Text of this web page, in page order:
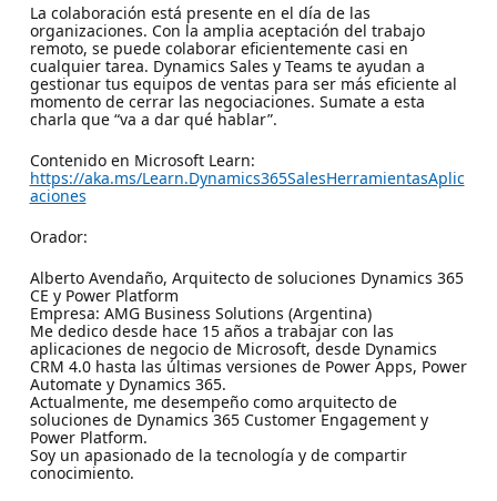
La colaboración está presente en el día de las
organizaciones. Con la amplia aceptación del trabajo
remoto, se puede colaborar eficientemente casi en
cualquier tarea. Dynamics Sales y Teams te ayudan a
gestionar tus equipos de ventas para ser más eficiente al
momento de cerrar las negociaciones. Sumate a esta
charla que “va a dar qué hablar”.
Contenido en Microsoft Learn:
https://aka.ms/Learn.Dynamics365SalesHerramientasAplic
aciones
Orador:
Alberto Avendaño, Arquitecto de soluciones Dynamics 365
CE y Power Platform
Empresa: AMG Business Solutions (Argentina)
Me dedico desde hace 15 años a trabajar con las
aplicaciones de negocio de Microsoft, desde Dynamics
CRM 4.0 hasta las últimas versiones de Power Apps, Power
Automate y Dynamics 365.
Actualmente, me desempeño como arquitecto de
soluciones de Dynamics 365 Customer Engagement y
Power Platform.
Soy un apasionado de la tecnología y de compartir
conocimiento.